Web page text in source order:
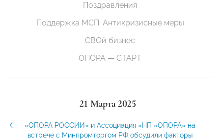
Поздравления
Поддержка МСП. Антикризисные меры
СВОй бизнес
ОПОРА — СТАРТ
21 Марта 2025
«ОПОРА РОССИИ» и Ассоциация «НП «ОПОРА» на
встрече с Минпромторгом РФ обсудили факторы